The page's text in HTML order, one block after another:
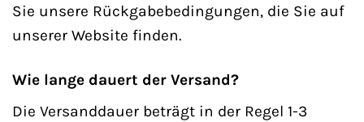
Sie unsere Rückgabebedingungen, die Sie auf
unserer Website finden.
Wie lange dauert der Versand?
Die Versanddauer beträgt in der Regel 1-3